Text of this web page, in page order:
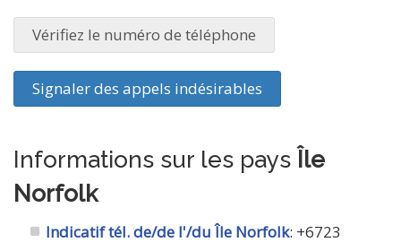
Vérifiez le numéro de téléphone
Signaler des appels indésirables
Informations sur les pays Île
Norfolk
Indicatif tél. de/de l'/du Île Norfolk: +6723